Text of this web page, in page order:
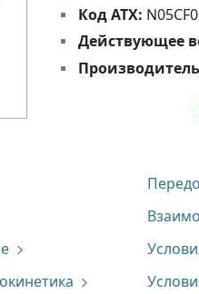
Код АТХ:
Действующее